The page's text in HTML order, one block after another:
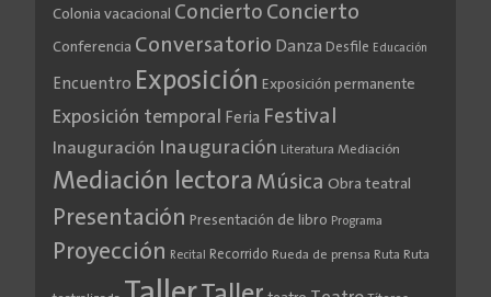
Colonia vacacional Concierto Concierto
Conferencia Conversatorio Danza Desfile Educación
Encuentro Exposición Exposición permanente
Exposición temporal Feria Festival
Inauguración Inauguración Literatura Mediación
Mediación lectora Música Obra teatral
Presentación Presentación de libro Programa
Proyección Recital Recorrido Rueda de prensa Ruta Ruta